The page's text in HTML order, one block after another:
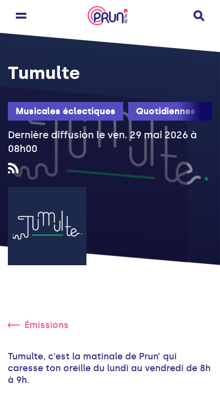
Musicales éclectiques Quotidiennes
Tumulte
Dernière diffusion le ven. 29 mai 2026 à
08h00
Émissions
Tumulte, c'est la matinale de Prun’ qui
caresse ton oreille du lundi au vendredi de 8h
à 9h.